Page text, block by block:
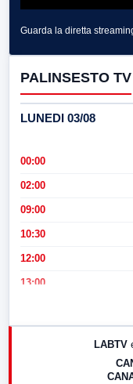
Guarda la diretta
PALINSESTO TV
LUNEDI 03/08
00:00
02:00
09:00
10:30
12:00
13:00
LABTV